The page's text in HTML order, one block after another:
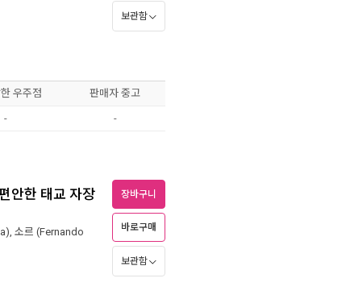
보관함
우주점 판매자 중고
- -
안한 태교 자장
소르 (Fernando
장바구니
바로구매
보관함